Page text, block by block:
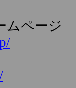
ムページ